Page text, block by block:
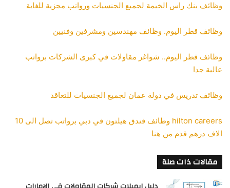
وظائف بنك راس الخيمة لجميع الجنسيات ورواتب مجزية للغاية
وظائف قطر اليوم. وظائف مهندسين ومشرفين وفنيين
وظائف قطر اليوم.. شواغر مقاولات في كبرى الشركات برواتب
عالية جدا
وظائف تدريس في دولة عمان لجميع الجنسيات للتعاقد
hilton careers وظائف فندق هيلتون في دبي برواتب تصل الى 10
الاف درهم قدم من هنا
مقالات ذات صلة